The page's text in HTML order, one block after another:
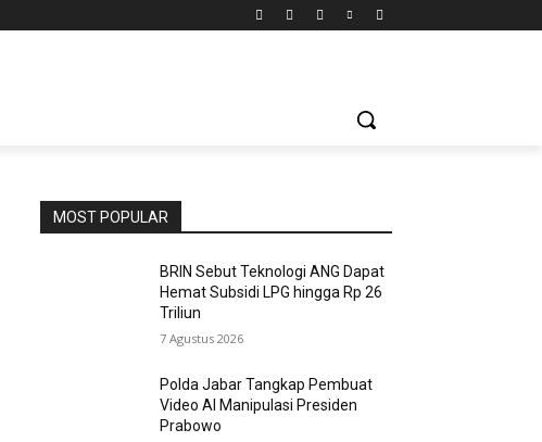
MOST POPULAR
BRIN Sebut Teknologi ANG Dapat
Hemat Subsidi LPG hingga Rp 26
Triliun
7 Agustus 2026
Polda Jabar Tangkap Pembuat
Video AI Manipulasi Presiden
Prabowo